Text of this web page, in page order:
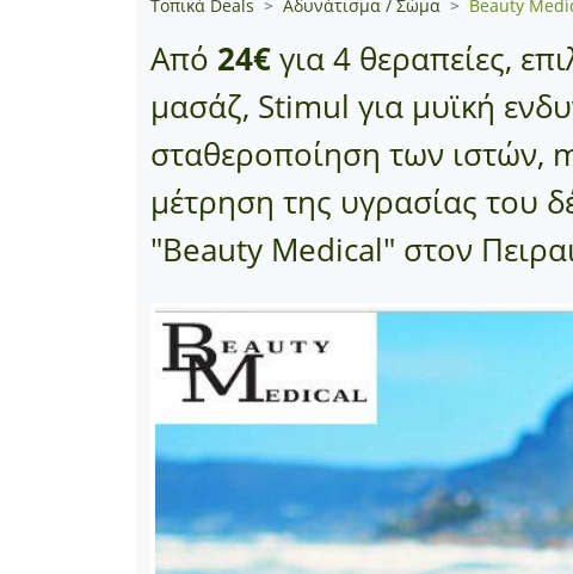
Τοπικά Deals Αδυνάτισμα / Σώμα Beauty
Από 24€ για 4 θεραπείες,
μασάζ, Stimul για μυϊκή
σταθεροποίηση των ιστών,
μέτρηση της υγρασίας του
"Beauty Medical" στον